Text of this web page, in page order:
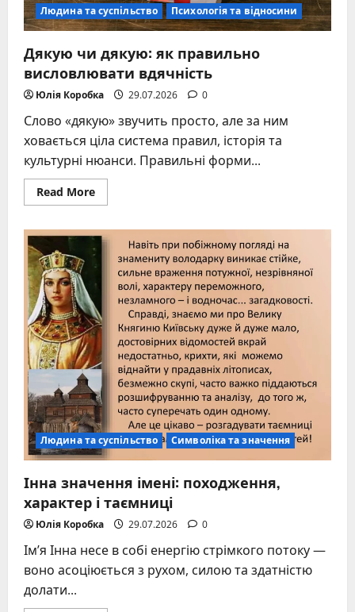
Людина та суспільство Психологія та відносини
Дякую чи дякую: як правильно
висловлювати вдячність
Юлія Коробка 29.07.2026 0
Слово «дякую» звучить просто, але за ним
ховається ціла система правил, історія та
культурні нюанси. Правильні форми...
Read MoreRead
more
чи
дякую:
як
правильно
висловлювати
вдячність
Людина та суспільство Символіка та значення
Інна значення імені: походження,
характер і таємниці
Юлія Коробка 29.07.2026 0
Ім’я Інна несе в собі енергію стрімкого потоку —
воно асоціюється з рухом, силою та здатністю
долати...